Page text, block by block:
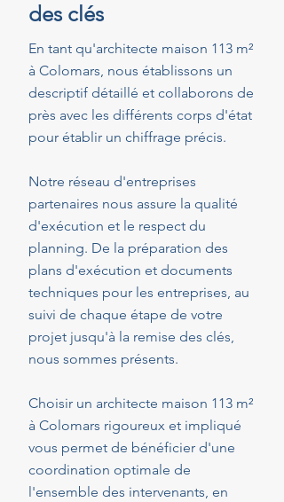
des clés
En tant qu'architecte maison 113 m²
à Colomars, nous établissons un
descriptif détaillé et collaborons de
près avec les différents corps d'état
pour établir un chiffrage précis.
Notre réseau d'entreprises
partenaires nous assure la qualité
d'exécution et le respect du
planning. De la préparation des
plans d'exécution et documents
techniques pour les entreprises, au
suivi de chaque étape de votre
projet jusqu'à la remise des clés,
nous sommes présents.
Choisir un architecte maison 113 m²
à Colomars rigoureux et impliqué
vous permet de bénéficier d'une
coordination optimale de
l'ensemble des intervenants, en